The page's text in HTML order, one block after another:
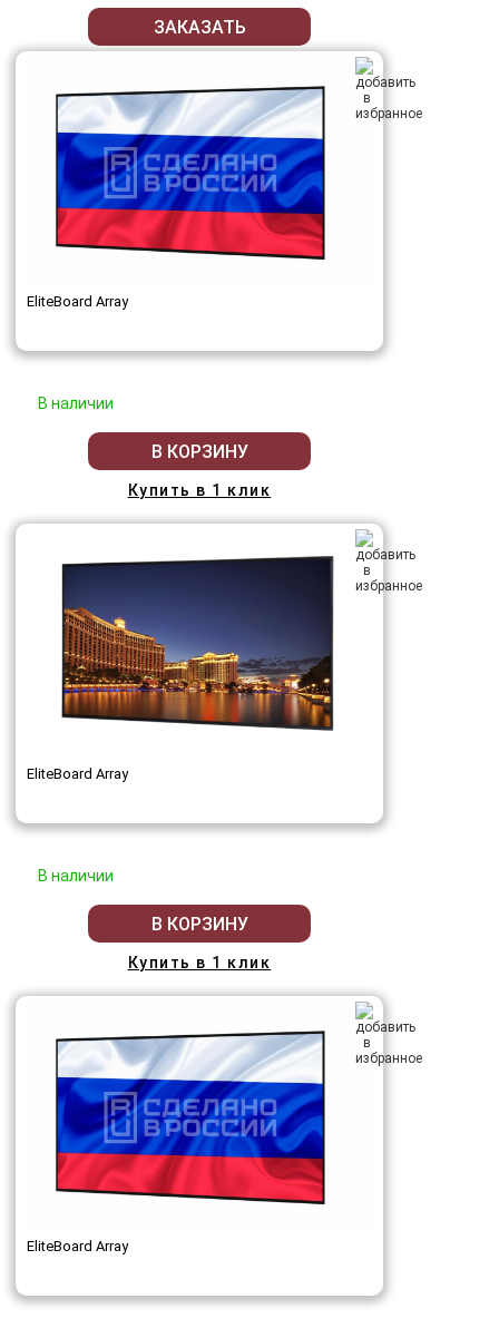
ЗАКАЗАТЬ
EliteBoard Array
В наличии
В КОРЗИНУ
Купить в 1 клик
EliteBoard Array
В наличии
В КОРЗИНУ
Купить в 1 клик
EliteBoard Array